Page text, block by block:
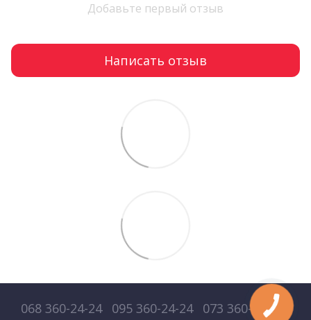
Добавьте первый отзыв
Написать отзыв
068 360-24-24 095 360-24-24 073 360-24-24